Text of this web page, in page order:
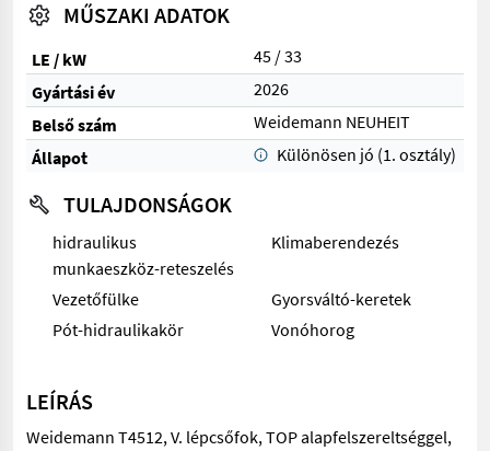
MŰSZAKI ADATOK
LE / kW
45 / 33
Gyártási év
2026
Belső szám
Weidemann NEUHEIT
Állapot
Különösen jó (1. osztály)
TULAJDONSÁGOK
hidraulikus
munkaeszköz-reteszelés
Klimaberendezés
Vezetőfülke
Gyorsváltó-keretek
Pót-hidraulikakör
Vonóhorog
LEÍRÁS
Weidemann T4512, V. lépcsőfok, TOP alapfelszereltséggel,